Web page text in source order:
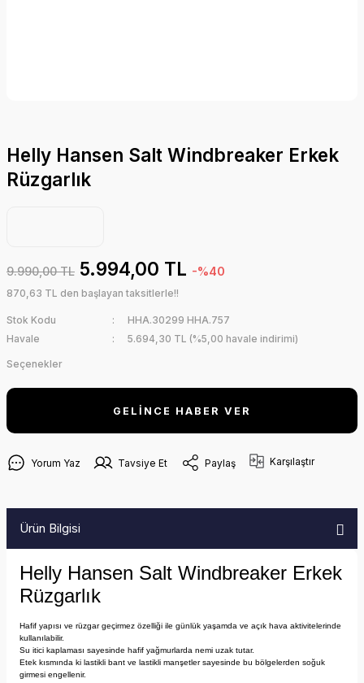
Helly Hansen Salt Windbreaker Erkek
Rüzgarlık
9.990,00 TL 5.994,00 TL -%40
870,63 TL den başlayan taksitlerle!!
Stok Kodu
HHA.30299 HHA.757
Havale
5.694,30 TL (%5,00 havale indirimi)
Seçenekler
GELİNCE HABER VER
Yorum Yaz Tavsiye Et Paylaş Karşılaştır
Ürün Bilgisi
Helly Hansen Salt Windbreaker Erkek
Rüzgarlık
Hafif yapısı ve rüzgar geçirmez özelliği ile günlük yaşamda ve açık hava aktivitelerinde
kullanılabilir.
Su itici kaplaması sayesinde hafif yağmurlarda nemi uzak tutar.
Etek kısmında ki lastikli bant ve lastikli manşetler sayesinde bu bölgelerden soğuk
girmesi engellenir.